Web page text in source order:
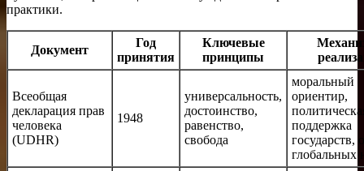
практики.
Документ
Год
принятия
Ключевые
принципы
Всеобщая
декларация прав
человека
(UDHR)
1948
универсальность,
достоинство,
равенство,
свобода
моральный
ориентир,
поддержка
государств,
глобальных